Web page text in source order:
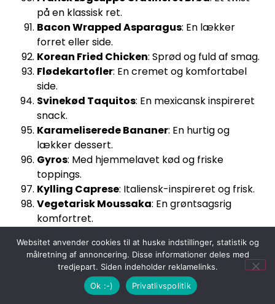
på en klassisk ret.
Bacon Wrapped Asparagus: En lækker
forret eller side.
Korean Fried Chicken: Sprød og fuld af smag.
Flødekartofler: En cremet og komfortabel
side.
Svinekød Taquitos: En mexicansk inspireret
snack.
Karameliserede Bananer: En hurtig og
lækker dessert.
Gyros: Med hjemmelavet kød og friske
toppings.
Kylling Caprese: Italiensk-inspireret og frisk.
Vegetarisk Moussaka: En grøntsagsrig
komfortret.
Mini Cheesecakes : Perfekt til en individuel
dessert.
Websitet anvender cookies til at huske indstillinger, statistik og
målretning af annoncering. Disse informationer deles med
tredjepart. Siden indeholder reklamelinks.
Ok :-)
Privatlivspolitik